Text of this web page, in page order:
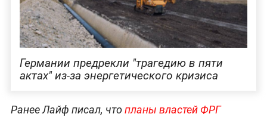
Германии предрекли "трагедию в пяти
актах" из-за энергетического кризиса
Ранее Лайф писал, чтопланы властей ФРГ